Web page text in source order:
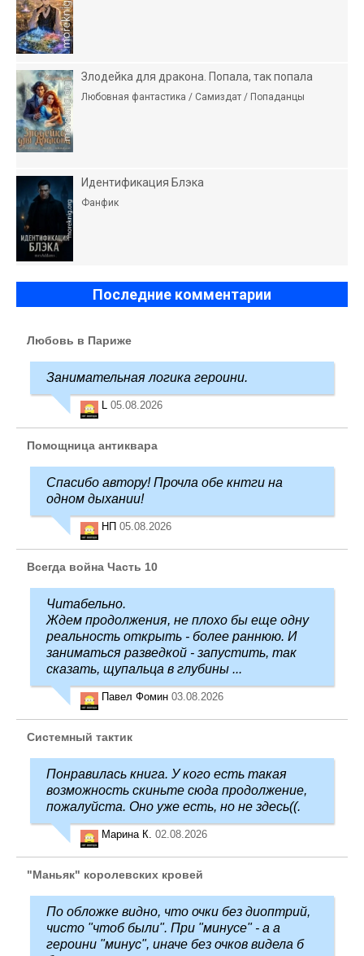
Злодейка для дракона. Попала, так попала
Любовная фантастика / Самиздат / Попаданцы
Идентификация Блэка
Фанфик
Последние комментарии
Любовь в Париже
Занимательная логика героини.
L 05.08.2026
Помощница антиквара
Спасибо автору! Прочла обе кнтги на
одном дыхании!
НП 05.08.2026
Всегда война Часть 10
Читабельно.
Ждем продолжения, не плохо бы еще одну
реальность открыть - более раннюю. И
заниматься разведкой - запустить, так
сказать, щупальца в глубины ...
Павел Фомин 03.08.2026
Системный тактик
Понравилась книга. У кого есть такая
возможность скиньте сюда продолжение,
пожалуйста. Оно уже есть, но не здесь((.
Марина К. 02.08.2026
"Маньяк" королевских кровей
По обложке видно, что очки без диоптрий,
чисто "чтоб были". При "минусе" - а а
героини "минус", иначе без очков видела б